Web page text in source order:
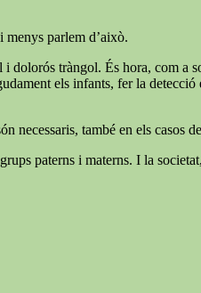
menys parlem d’això.
tràngol. És hora, com a
els infants, fer la detecció
necessaris, també en els casos
paterns i materns. I la